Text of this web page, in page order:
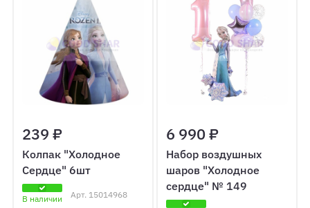
239 ₽
Колпак "Холодное
Сердце" 6шт
В наличии Арт. 15014968
6 990 ₽
Набор воздушных
шаров "Холодное
сердце" № 149